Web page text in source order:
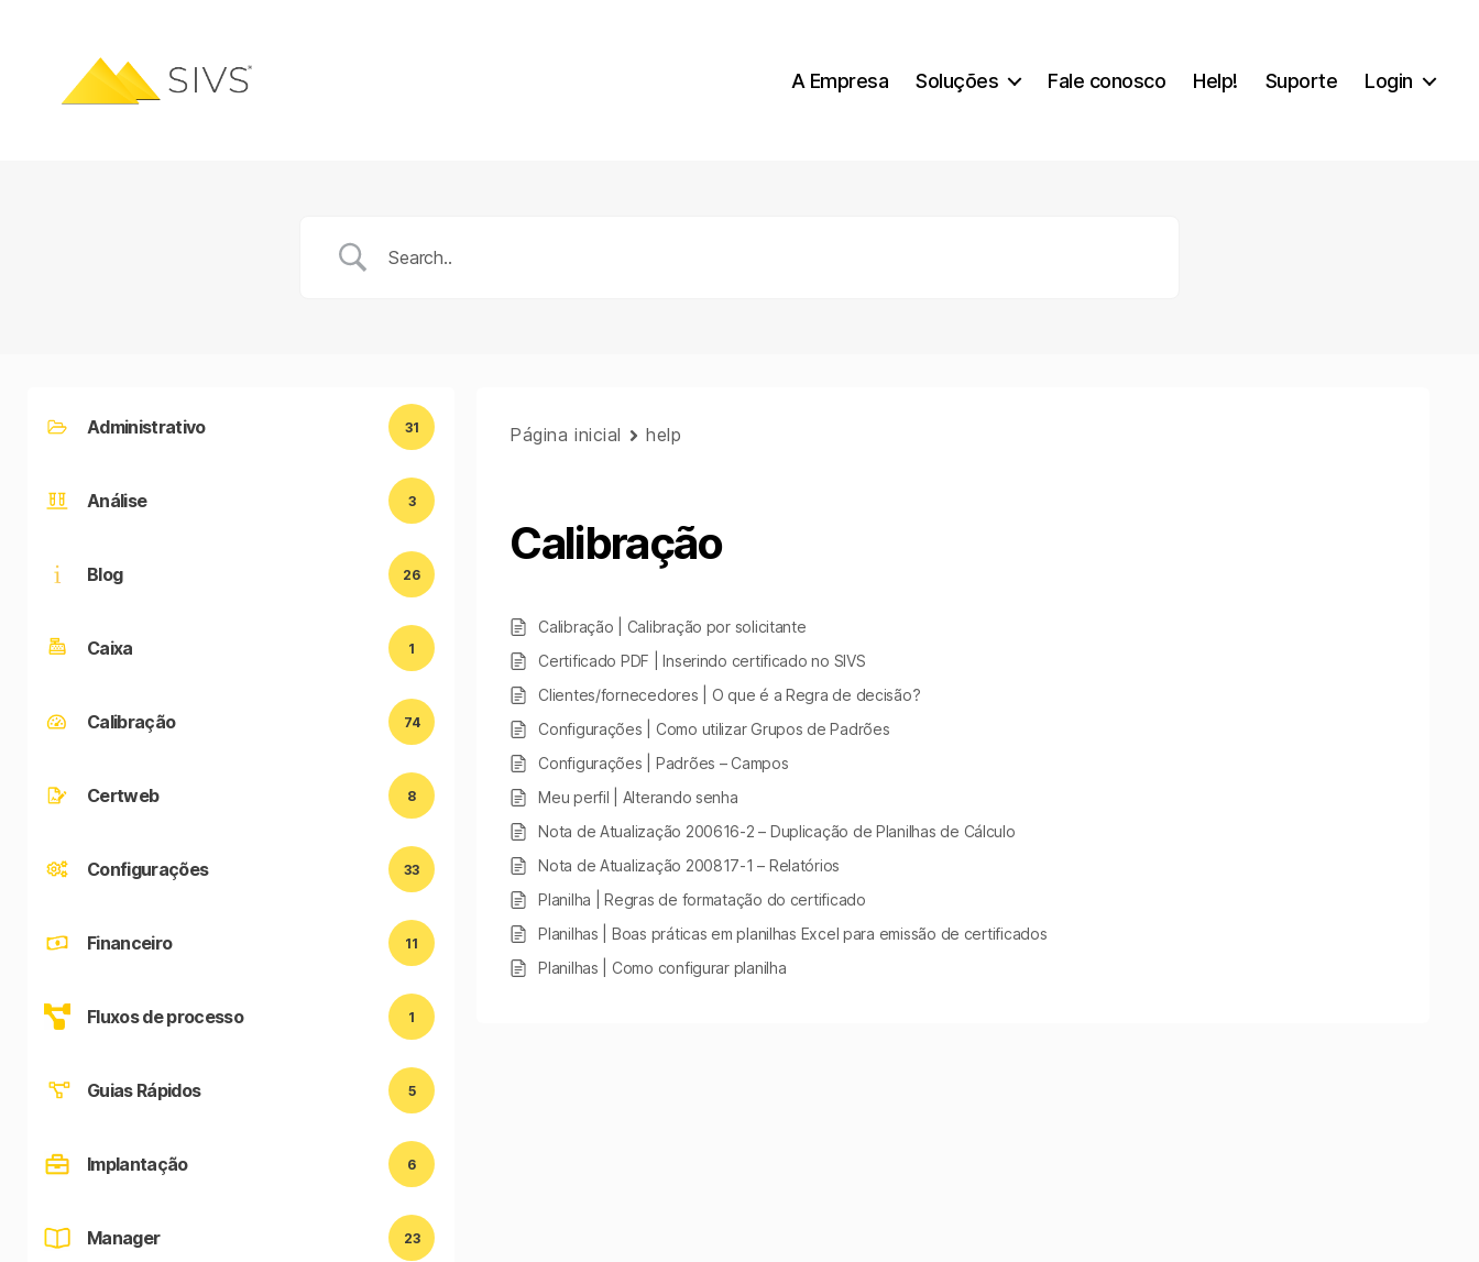
A Empresa Soluções Fale conosco Help! Suporte Login
Administrativo 31
Análise 3
Blog 26
Caixa 1
Calibração 74
Certweb 8
Configurações 33
Financeiro 11
Fluxos de processo 1
Guias Rápidos 5
Implantação 6
Manager 23
Página inicial help
Calibração
Calibração | Calibração por solicitante
Certificado PDF | Inserindo certificado no SIVS
Clientes/fornecedores | O que é a Regra de decisão?
Configurações | Como utilizar Grupos de Padrões
Configurações | Padrões – Campos
Meu perfil | Alterando senha
Nota de Atualização 200616-2 – Duplicação de Planilhas de Cálculo
Nota de Atualização 200817-1 – Relatórios
Planilha | Regras de formatação do certificado
Planilhas | Boas práticas em planilhas Excel para emissão de certificados
Planilhas | Como configurar planilha